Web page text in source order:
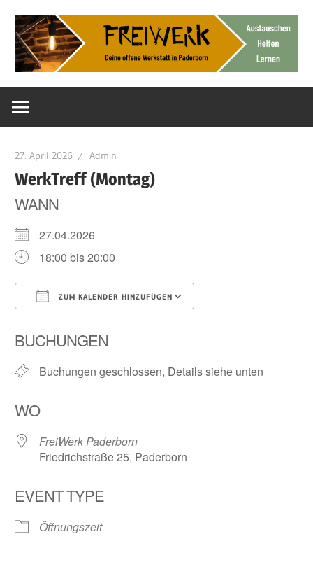
Inhalt
springen
FreiWerk
Paderborn
offene
27. April 2026 Admin
WerkTreff (Montag)
WANN
27.04.2026
18:00 bis 20:00
ZUM KALENDER HINZUFÜGEN
BUCHUNGEN
Buchungen geschlossen, Details siehe unten
WO
FreiWerk Paderborn
Friedrichstraße 25, Paderborn
EVENT TYPE
Öffnungszeit